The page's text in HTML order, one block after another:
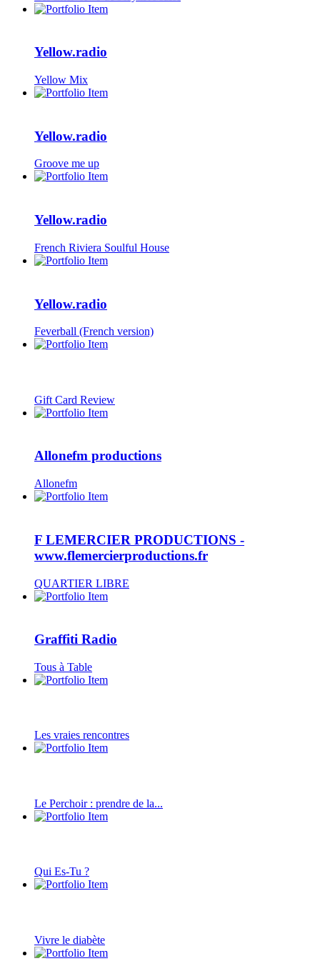
Yellow.radio
Yellow Mix
Yellow.radio
Groove me up
Yellow.radio
French Riviera Soulful House
Yellow.radio
Feverball (French version)
Gift Card Review
Allonefm productions
Allonefm
F LEMERCIER PRODUCTIONS -
www.flemercierproductions.fr
QUARTIER LIBRE
Graffiti Radio
Tous à Table
Les vraies rencontres
Le Perchoir : prendre de la...
Qui Es-Tu ?
Vivre le diabète